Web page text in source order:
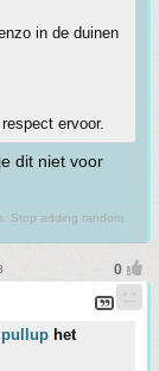
in de duinen
ervoor.
dit niet voor
Stop adding random
pullup het